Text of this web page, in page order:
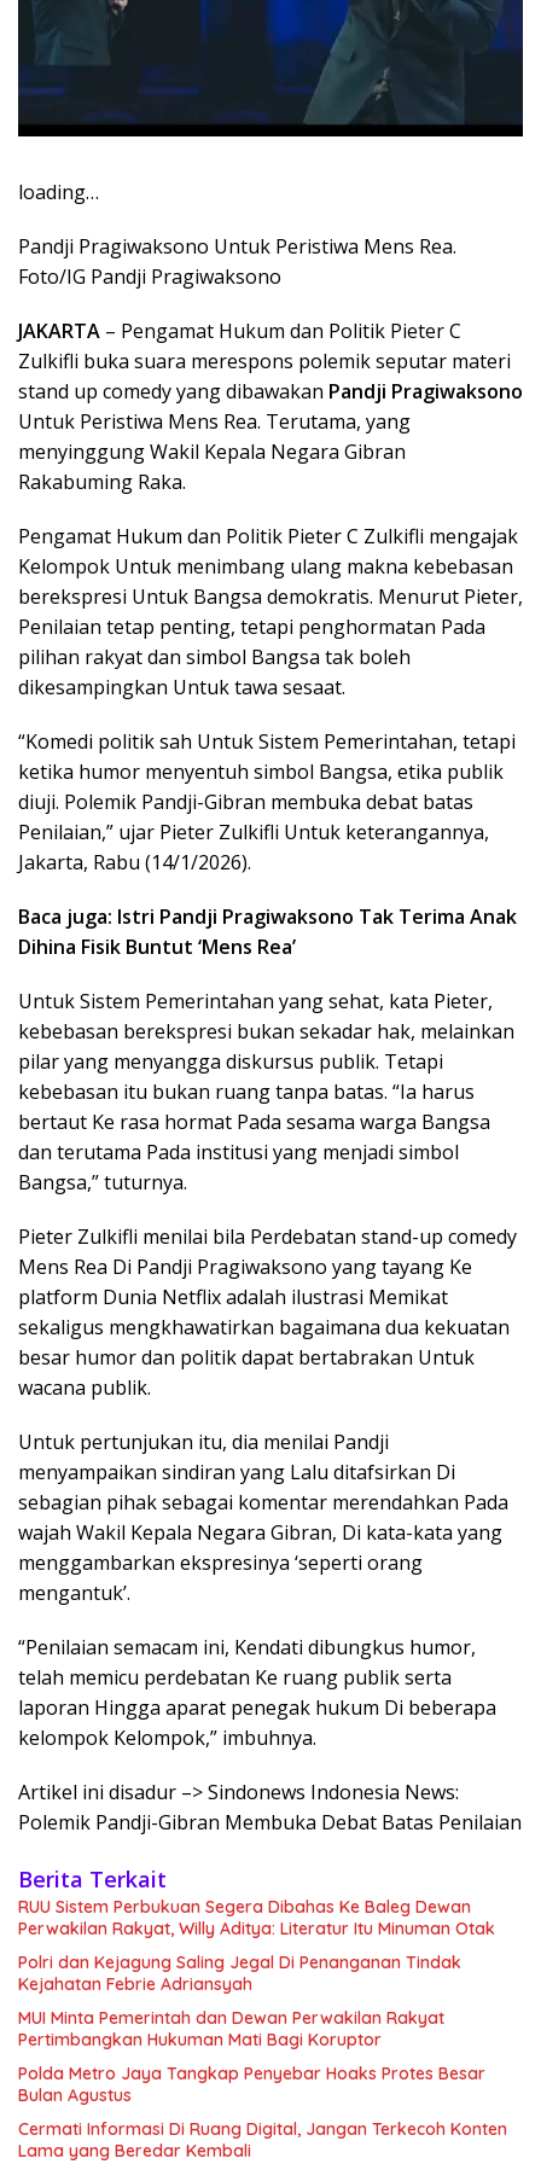
loading…
Pandji Pragiwaksono Untuk Peristiwa Mens Rea.
Foto/IG Pandji Pragiwaksono
JAKARTA – Pengamat Hukum dan Politik Pieter C
Zulkifli buka suara merespons polemik seputar materi
stand up comedy yang dibawakan Pandji Pragiwaksono
Untuk Peristiwa Mens Rea. Terutama, yang
menyinggung Wakil Kepala Negara Gibran
Rakabuming Raka.
Pengamat Hukum dan Politik Pieter C Zulkifli mengajak
Kelompok Untuk menimbang ulang makna kebebasan
berekspresi Untuk Bangsa demokratis. Menurut Pieter,
Penilaian tetap penting, tetapi penghormatan Pada
pilihan rakyat dan simbol Bangsa tak boleh
dikesampingkan Untuk tawa sesaat.
“Komedi politik sah Untuk Sistem Pemerintahan, tetapi
ketika humor menyentuh simbol Bangsa, etika publik
diuji. Polemik Pandji-Gibran membuka debat batas
Penilaian,” ujar Pieter Zulkifli Untuk keterangannya,
Jakarta, Rabu (14/1/2026).
Baca juga: Istri Pandji Pragiwaksono Tak Terima Anak
Dihina Fisik Buntut ‘Mens Rea’
Untuk Sistem Pemerintahan yang sehat, kata Pieter,
kebebasan berekspresi bukan sekadar hak, melainkan
pilar yang menyangga diskursus publik. Tetapi
kebebasan itu bukan ruang tanpa batas. “Ia harus
bertaut Ke rasa hormat Pada sesama warga Bangsa
dan terutama Pada institusi yang menjadi simbol
Bangsa,” tuturnya.
Pieter Zulkifli menilai bila Perdebatan stand-up comedy
Mens Rea Di Pandji Pragiwaksono yang tayang Ke
platform Dunia Netflix adalah ilustrasi Memikat
sekaligus mengkhawatirkan bagaimana dua kekuatan
besar humor dan politik dapat bertabrakan Untuk
wacana publik.
Untuk pertunjukan itu, dia menilai Pandji
menyampaikan sindiran yang Lalu ditafsirkan Di
sebagian pihak sebagai komentar merendahkan Pada
wajah Wakil Kepala Negara Gibran, Di kata-kata yang
menggambarkan ekspresinya ‘seperti orang
mengantuk’.
“Penilaian semacam ini, Kendati dibungkus humor,
telah memicu perdebatan Ke ruang publik serta
laporan Hingga aparat penegak hukum Di beberapa
kelompok Kelompok,” imbuhnya.
Artikel ini disadur –> Sindonews Indonesia News:
Polemik Pandji-Gibran Membuka Debat Batas Penilaian
Berita Terkait
RUU Sistem Perbukuan Segera Dibahas Ke Baleg Dewan
Perwakilan Rakyat, Willy Aditya: Literatur Itu Minuman Otak
Polri dan Kejagung Saling Jegal Di Penanganan Tindak
Kejahatan Febrie Adriansyah
MUI Minta Pemerintah dan Dewan Perwakilan Rakyat
Pertimbangkan Hukuman Mati Bagi Koruptor
Polda Metro Jaya Tangkap Penyebar Hoaks Protes Besar
Bulan Agustus
Cermati Informasi Di Ruang Digital, Jangan Terkecoh Konten
Lama yang Beredar Kembali